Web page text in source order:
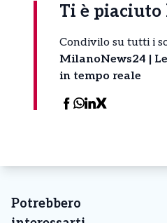
Ti è piaciuto
Condivilo su tutti i
MilanoNews24 |
in tempo reale
Potrebbero